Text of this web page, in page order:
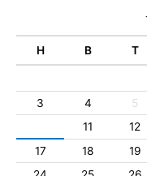
H B T
3
4 5
11 12
17
18 19